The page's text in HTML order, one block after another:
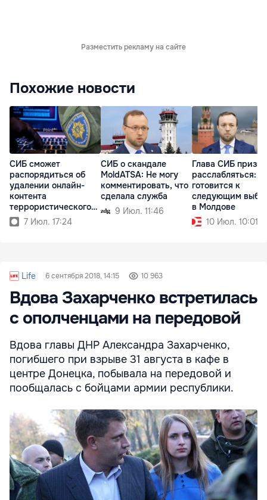
Разместить рекламу на сайте
Похожие новости
СИБ сможет
распорядиться об
удалении онлайн-
контента
террористического
характера
7 Июл. 17:24
СИБ о скандале
MoldATSA: Не могу
комментировать, что
сделала служба
9 Июл. 11:46
Глава СИБ
расслабляться:
готовится к
следующим
в Молдове
10 Июл. 10:01
Life 6 сентября 2018, 14:15 10 963
Вдова Захарченко встретилась
с ополченцами на передовой
Вдова главы ДНР Александра Захарченко,
погибшего при взрыве 31 августа в кафе в
центре Донецка, побывала на передовой и
пообщалась с бойцами армии республики.